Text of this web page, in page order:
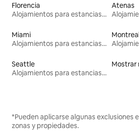
Florencia
Alojamientos para estancias largas
Atenas
Miami
Alojamientos para estancias largas
Seattle
Alojamientos para estancias largas
Mostrar
*Pueden aplicarse algunas exclusiones
zonas y propiedades.